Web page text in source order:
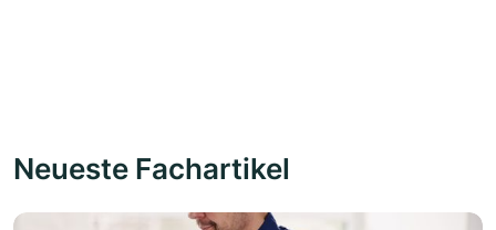
Neueste Fachartikel